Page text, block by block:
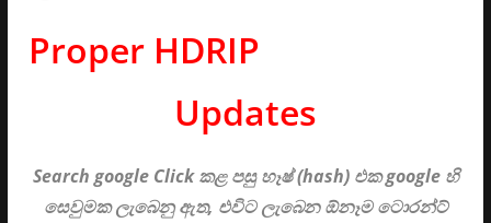
Proper HDRIP
Updates
Search google Clickකළ පසු හෑෂ් (hash) එක google හි
සෙවුමක ලැබෙනු ඇත, එවිට ලැබෙන ඕනෑම ටොරන්ට්